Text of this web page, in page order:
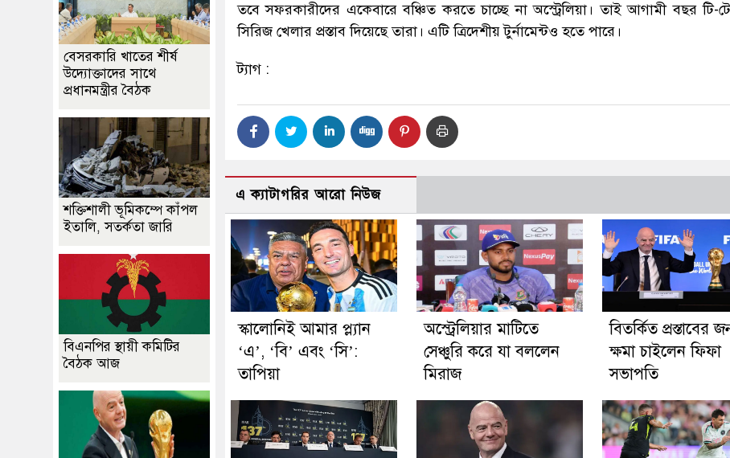
তবে সফরকারীদের একেবারে বঞ্চিত করতে চাচ্ছে না অস্ট্রেলিয়া। তাই আগামী বছর টি-
সিরিজ খেলার প্রস্তাব দিয়েছে তারা। এটি ত্রিদেশীয় টুর্নামেন্টও হতে পারে।
ট্যাগ :
এ ক্যাটাগরির আরো নিউজ
স্কালোনিই আমার প্ল্যান
‘এ’, ‘বি’ এবং ‘সি’:
তাপিয়া
অস্ট্রেলিয়ার মাটিতে
সেঞ্চুরি করে যা বললেন
মিরাজ
বিতর্কিত প্রস্তাবের
ক্ষমা চাইলেন ফিফা
সভাপতি
বেসরকারি খাতের শীর্ষ
উদ্যোক্তাদের সাথে
প্রধানমন্ত্রীর বৈঠক
শক্তিশালী ভূমিকম্পে কাঁপল
ইতালি, সতর্কতা জারি
বিএনপির স্থায়ী কমিটির
বৈঠক আজ